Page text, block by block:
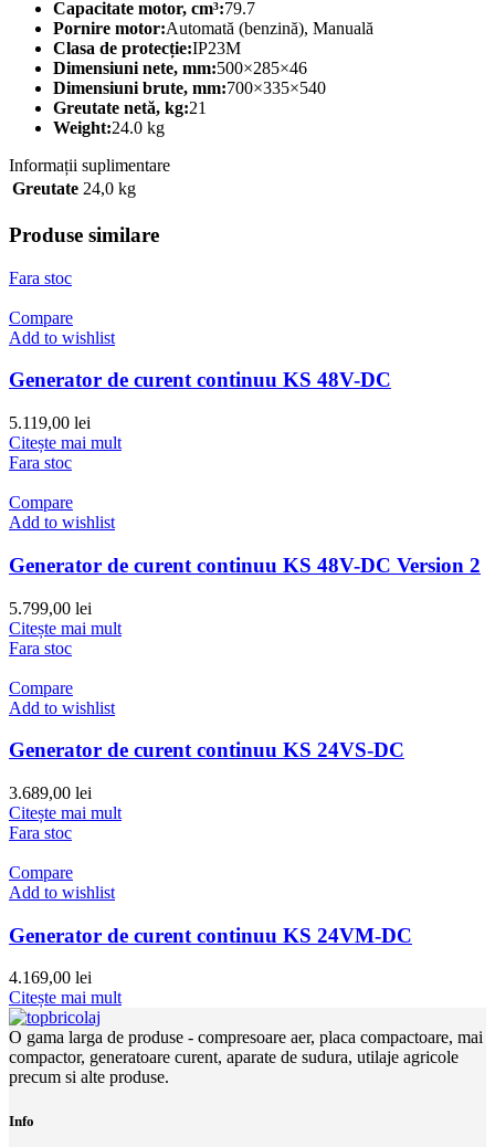
Capacitate motor, cm³:79.7
Pornire motor:Automată (benzină), Manuală
Clasa de protecție:IP23M
Dimensiuni nete, mm:500×285×46
Dimensiuni brute, mm:700×335×540
Greutate netă, kg:21
Weight:24.0 kg
Informații suplimentare
Greutate 24,0 kg
Produse similare
Fara stoc
Compare
Add to wishlist
Generator de curent continuu KS 48V-DC
5.119,00 lei
Citește mai mult
Fara stoc
Compare
Add to wishlist
Generator de curent continuu KS 48V-DC Version 2
5.799,00 lei
Citește mai mult
Fara stoc
Compare
Add to wishlist
Generator de curent continuu KS 24VS-DC
3.689,00 lei
Citește mai mult
Fara stoc
Compare
Add to wishlist
Generator de curent continuu KS 24VM-DC
4.169,00 lei
Citește mai mult
O gama larga de produse - compresoare aer, placa compactoare, mai
compactor, generatoare curent, aparate de sudura, utilaje agricole
precum si alte produse.
Info